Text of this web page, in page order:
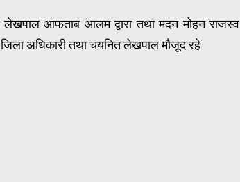
आफताब आलम द्वारा तथा मदन मोहन राजस्व
जिला अधिकारी तथा चयनित लेखपाल मौजूद रहे